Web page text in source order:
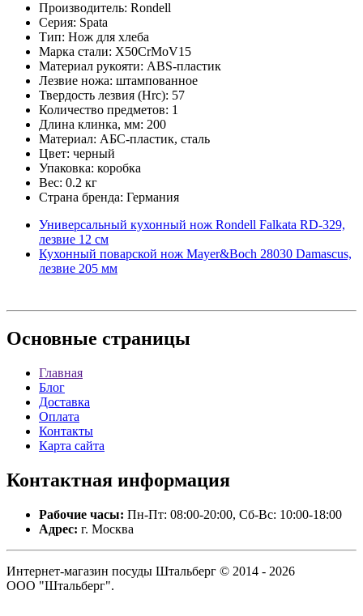
Производитель: Rondell
Серия: Spata
Тип: Нож для хлеба
Марка стали: X50CrMoV15
Материал рукояти: ABS-пластик
Лезвие ножа: штампованное
Твердость лезвия (Hrc): 57
Количество предметов: 1
Длина клинка, мм: 200
Материал: АБС-пластик, сталь
Цвет: черный
Упаковка: коробка
Вес: 0.2 кг
Страна бренда: Германия
Универсальный кухонный нож Rondell Falkata RD-329,
лезвие 12 см
Кухонный поварской нож Mayer&Boch 28030 Damascus,
лезвие 205 мм
Основные страницы
Главная
Блог
Доставка
Оплата
Контакты
Карта сайта
Контактная информация
Рабочие часы: Пн-Пт: 08:00-20:00, Сб-Вс: 10:00-18:00
Адрес: г. Москва
Интернет-магазин посуды Штальберг © 2014 - 2026
ООО "Штальберг".